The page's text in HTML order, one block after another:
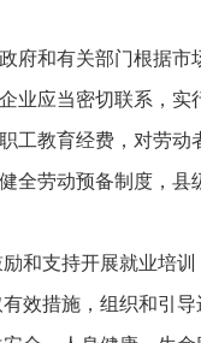
和有关部门根据市
业应当密切联系，
工教育经费，对劳动
劳动预备制度，县
和支持开展就业培
效措施，组织和引